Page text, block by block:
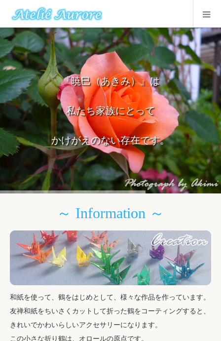
『暁巳（あきみ）』は
私たち家族にとって
かけがえのない存在です。
～ Information ～
和紙を使って、鶴をはじめとして、様々な作品を作っています。
友禅和紙をちいさくカットして折った鶴をコーティングすると、
きれいでかわいらしいアクセサリーになります。
この小さな折り鶴は、オロールの原点です。